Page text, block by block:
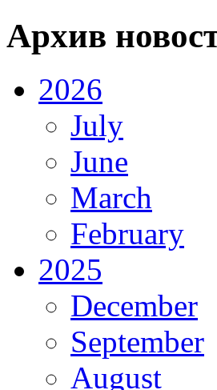
Архив
2026
July
June
March
February
2025
December
September
August